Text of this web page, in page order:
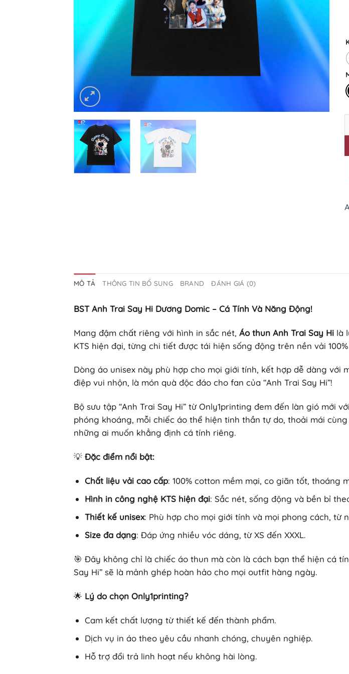
MÔ TẢ THÔNG TIN BỔ SUNG BRAND ĐÁNH GIÁ (0)
BST Anh Trai Say Hi Dương Domic – Cá Tính Và Năng Động!
Mang đậm chất riêng với hình in sắc nét, Áo thun Anh Trai Say Hi là
KTS hiện đại, từng chi tiết được tái hiện sống động trên nền vải
Dòng áo unisex này phù hợp cho mọi giới tính, kết hợp dễ dàng
điệp vui nhộn, là món quà độc đáo cho fan của “Anh Trai Say Hi”!
Bộ sưu tập “Anh Trai Say Hi” từ Only1printing đem đến làn gió mới
phóng khoáng, mỗi chiếc áo thể hiện tinh thần tự do, thoải mái
những ai muốn khẳng định cá tính riêng.
💡 Đặc điểm nổi bật:
Chất liệu vải cao cấp: 100% cotton mềm mại, co giãn tốt, thoáng
Hình in công nghệ KTS hiện đại: Sắc nét, sống động và bền bỉ
Thiết kế unisex: Phù hợp cho mọi giới tính và mọi phong cách, từ
Size đa dạng: Đáp ứng nhiều vóc dáng, từ XS đến XXXL.
🎯 Đây không chỉ là chiếc áo thun mà còn là cách bạn thể hiện cá
Say Hi” sẽ là mảnh ghép hoàn hảo cho mọi outfit hàng ngày.
🌟 Lý do chọn Only1printing?
Cam kết chất lượng từ thiết kế đến thành phẩm.
Dịch vụ in áo theo yêu cầu nhanh chóng, chuyên nghiệp.
Hỗ trợ đổi trả linh hoạt nếu không hài lòng.